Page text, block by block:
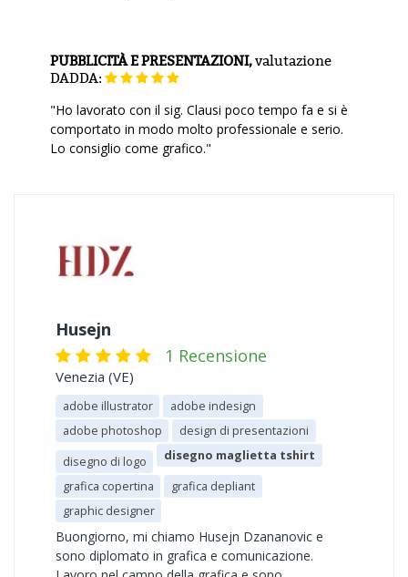
PUBBLICITÀ E PRESENTAZIONI,valutazione
DADDA:
"Ho lavorato con il sig. Clausi poco tempo fa e si è
comportato in modo molto professionale e serio.
Lo consiglio come grafico."
Husejn
1 Recensione
Venezia (VE)
adobe illustrator
adobe indesign
adobe photoshop
design di presentazioni
disegno di logo
disegno maglietta tshirt
grafica copertina
grafica depliant
graphic designer
Buongiorno, mi chiamo Husejn Dzananovic e
sono diplomato in grafica e comunicazione.